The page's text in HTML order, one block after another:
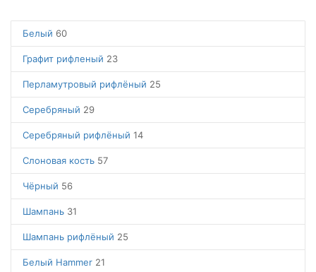
Белый 60
Графит рифленый 23
Перламутровый рифлёный 25
Серебряный 29
Серебряный рифлёный 14
Слоновая кость 57
Чёрный 56
Шампань 31
Шампань рифлёный 25
Белый Hammer 21